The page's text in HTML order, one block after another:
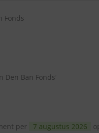
Fonds
Den Ban Fonds'
per 7 augustus 2026